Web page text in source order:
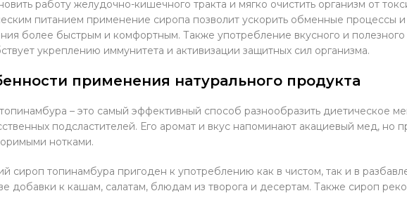
работу желудочно-кишечного тракта и мягко очистить организм от
питанием применение сиропа позволит ускорить обменные процессы
более быстрым и комфортным. Также употребление вкусного и
укреплению иммунитета и активизации защитных сил организма.
применения натурального продукта
– это самый эффективный способ разнообразить диетическое
подсластителей. Его аромат и вкус напоминают акациевый мед, но
нотками.
сироп топинамбура пригоден к употреблению как в чистом, так и в
добавки к кашам, салатам, блюдам из творога и десертам. Также сироп